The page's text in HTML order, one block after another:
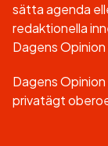
sätta agenda
redaktionella
Dagens
Dagens
privatägt